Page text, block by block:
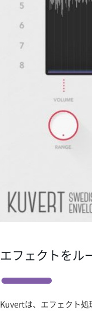
エフェクトをル
Kuvertは、エフェクト